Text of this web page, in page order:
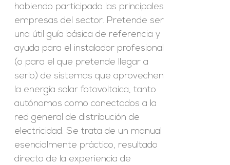
habiendo participado las principales
empresas del sector. Pretende ser
una útil guía básica de referencia y
ayuda para el instalador profesional
(o para el que pretende llegar a
serlo) de sistemas que aprovechen
la energía solar fotovoltaica, tanto
autónomos como conectados a la
red general de distribución de
electricidad. Se trata de un manual
esencialmente práctico, resultado
directo de la experiencia de